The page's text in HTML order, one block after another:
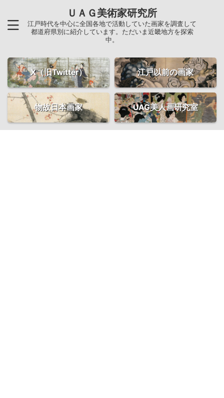
ＵＡＧ美術家研究所
江戸時代を中心に全国各地で活動していた画家を調査して
都道府県別に紹介しています。ただいま近畿地方を探索
中。
X（旧Twitter） 江戸以前の画家
物故日本画家 UAG美人画研究室